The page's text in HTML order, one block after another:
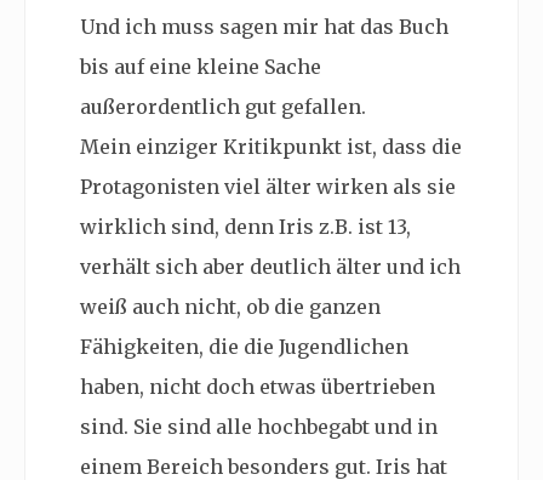
Und ich muss sagen mir hat das Buch
bis auf eine kleine Sache
außerordentlich gut gefallen.
Mein einziger Kritikpunkt ist, dass die
Protagonisten viel älter wirken als sie
wirklich sind, denn Iris z.B. ist 13,
verhält sich aber deutlich älter und ich
weiß auch nicht, ob die ganzen
Fähigkeiten, die die Jugendlichen
haben, nicht doch etwas übertrieben
sind. Sie sind alle hochbegabt und in
einem Bereich besonders gut. Iris hat